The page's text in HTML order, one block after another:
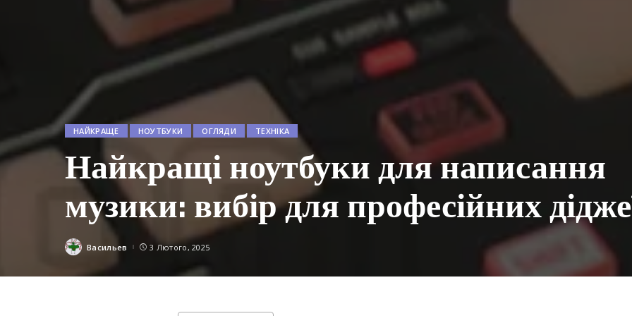
НАЙКРАЩЕ НОУТБУКИ ОГЛЯДИ ТЕХНІКА
Найкращі ноутбуки для написання
музики: вибір для професійних
Posted
Васильев 3 Лютого, 2025